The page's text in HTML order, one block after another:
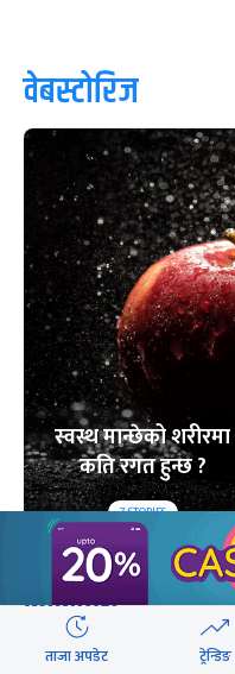
वेबस्टोरिज
स्वस्थ मान्छेको शरीरमा
कति रगत हुन्छ ?
7STORIES
लोकप्रिय
२४ घण्टा यो महिना
ताजा अपडेट ट्रेन्डिङ